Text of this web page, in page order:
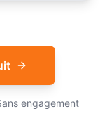
engagement